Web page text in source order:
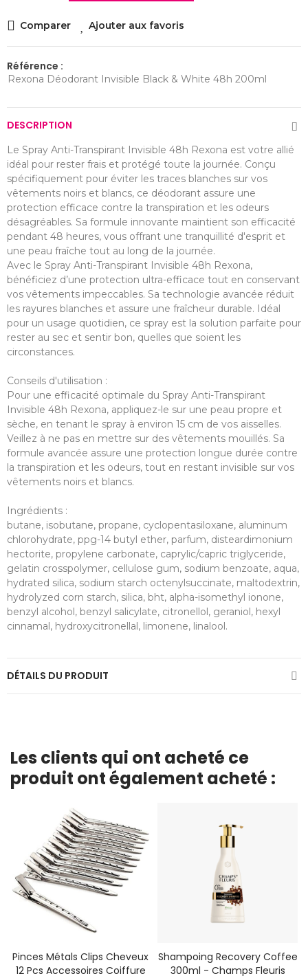
Comparer Ajouter aux favoris
Référence :
Rexona Déodorant Invisible Black & White 48h 200ml
DESCRIPTION
Le Spray Anti-Transpirant Invisible 48h Rexona est votre allié
idéal pour rester frais et protégé toute la journée. Conçu
spécifiquement pour éviter les traces blanches sur vos
vêtements noirs et blancs, ce déodorant assure une
protection efficace contre la transpiration et les odeurs
désagréables. Sa formule innovante maintient son efficacité
pendant 48 heures, vous offrant une tranquillité d'esprit et
une peau fraîche tout au long de la journée.
Avec le Spray Anti-Transpirant Invisible 48h Rexona,
bénéficiez d’une protection ultra-efficace tout en conservant
vos vêtements impeccables. Sa technologie avancée réduit
les rayures blanches et assure une fraîcheur durable. Idéal
pour un usage quotidien, ce spray est la solution parfaite pour
rester au sec et sentir bon, quelles que soient les
circonstances.
Conseils d'utilisation :
Pour une efficacité optimale du Spray Anti-Transpirant
Invisible 48h Rexona, appliquez-le sur une peau propre et
sèche, en tenant le spray à environ 15 cm de vos aisselles.
Veillez à ne pas en mettre sur des vêtements mouillés. Sa
formule avancée assure une protection longue durée contre
la transpiration et les odeurs, tout en restant invisible sur vos
vêtements noirs et blancs.
Ingrédients :
butane, isobutane, propane, cyclopentasiloxane, aluminum
chlorohydrate, ppg-14 butyl ether, parfum, disteardimonium
hectorite, propylene carbonate, caprylic/capric triglyceride,
gelatin crosspolymer, cellulose gum, sodium benzoate, aqua,
hydrated silica, sodium starch octenylsuccinate, maltodextrin,
hydrolyzed corn starch, silica, bht, alpha-isomethyl ionone,
benzyl alcohol, benzyl salicylate, citronellol, geraniol, hexyl
cinnamal, hydroxycitronellal, limonene, linalool.
DÉTAILS DU PRODUIT
Les clients qui ont acheté ce
produit ont également acheté :
Pinces Métals Clips Cheveux
12 Pcs Accessoires Coiffure
Shampoing Recovery Coffee
300ml - Champs Fleuris